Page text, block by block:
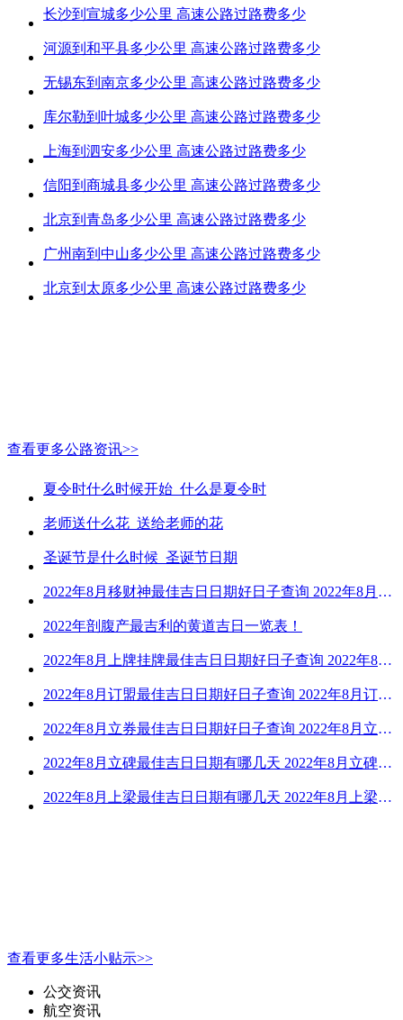
长沙到宣城多少公里 高速公路过路费多少
河源到和平县多少公里 高速公路过路费多少
无锡东到南京多少公里 高速公路过路费多少
库尔勒到叶城多少公里 高速公路过路费多少
上海到泗安多少公里 高速公路过路费多少
信阳到商城县多少公里 高速公路过路费多少
北京到青岛多少公里 高速公路过路费多少
广州南到中山多少公里 高速公路过路费多少
北京到太原多少公里 高速公路过路费多少
查看更多公路资讯>>
夏令时什么时候开始_什么是夏令时
老师送什么花_送给老师的花
圣诞节是什么时候_圣诞节日期
2022年8月移财神最佳吉日日期好日子查询 2022年8月移财神吉日一览
2022年剖腹产最吉利的黄道吉日一览表！
2022年8月上牌挂牌最佳吉日日期好日子查询 2022年8月上牌吉日精选
2022年8月订盟最佳吉日日期好日子查询 2022年8月订盟黄道吉日一览
2022年8月立券最佳吉日日期好日子查询 2022年8月立券的黄道吉日一览
2022年8月立碑最佳吉日日期有哪几天 2022年8月立碑吉日查询
2022年8月上梁最佳吉日日期有哪几天 2022年8月上梁的黄道吉日
查看更多生活小贴示>>
公交资讯
航空资讯